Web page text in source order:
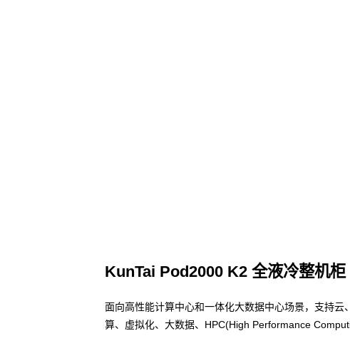
KunTai Pod2000 K2 全液冷整机柜
面向高性能计算中心和一体化大数据中心场景，支持
算、虚拟化、大数据、HPC(High Performance